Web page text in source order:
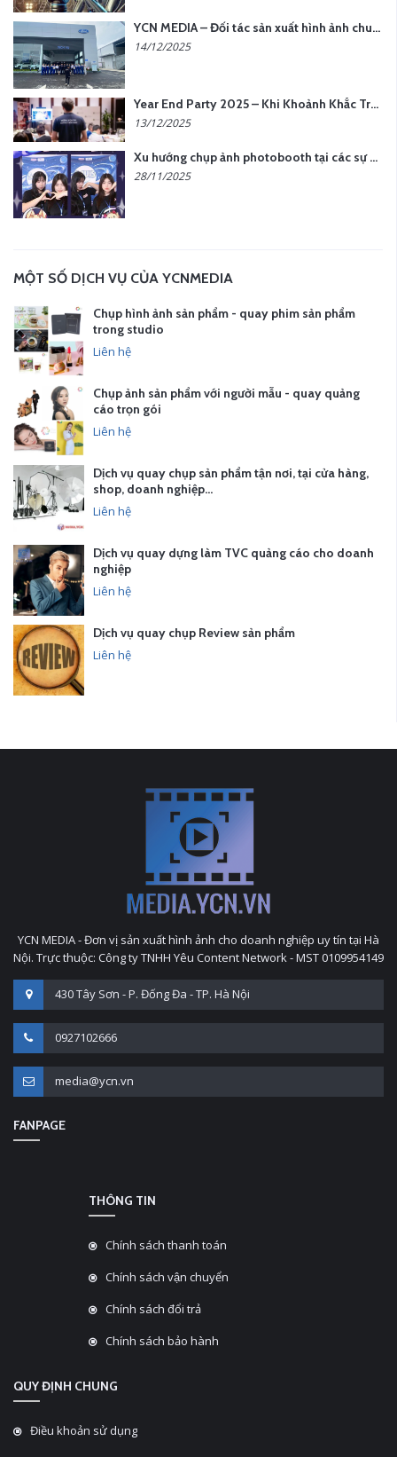
YCN MEDIA – Đối tác sản xuất hình ảnh chuyên nghiệp cho doanh nghiệp tại Hà Nội
14/12/2025
Year End Party 2025 – Khi Khoảnh Khắc Trở Thành Dấu Ấn | Gói Ưu Đãi Tháng 12 Từ YCN Media
13/12/2025
Xu hướng chụp ảnh photobooth tại các sự kiện hiện nay
28/11/2025
MỘT SỐ DỊCH VỤ CỦA YCNMEDIA
Chụp hình ảnh sản phẩm - quay phim sản phẩm
trong studio
Liên hệ
Chụp ảnh sản phẩm với người mẫu - quay quảng
cáo trọn gói
Liên hệ
Dịch vụ quay chụp sản phẩm tận nơi, tại cửa hàng,
shop, doanh nghiệp…
Liên hệ
Dịch vụ quay dựng làm TVC quảng cáo cho doanh
nghiệp
Liên hệ
Dịch vụ quay chụp Review sản phẩm
Liên hệ
YCN MEDIA - Đơn vị sản xuất hình ảnh cho doanh nghiệp uy tín tại Hà
Nội. Trực thuộc: Công ty TNHH Yêu Content Network - MST 0109954149
430 Tây Sơn - P. Đống Đa - TP. Hà Nội
0927102666
media@ycn.vn
FANPAGE
THÔNG TIN
Chính sách thanh toán
Chính sách vận chuyển
Chính sách đổi trả
Chính sách bảo hành
QUY ĐỊNH CHUNG
Điều khoản sử dụng